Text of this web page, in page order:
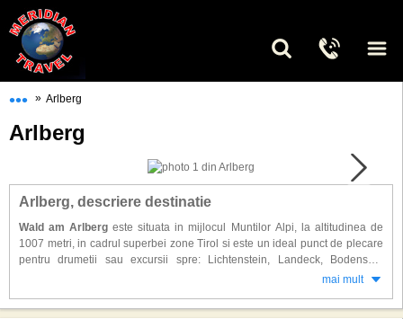
••• » Arlberg
Arlberg
Arlberg, descriere destinatie
Wald am Arlberg este situata in mijlocul Muntilor Alpi, la altitudinea de
1007 metri, in cadrul superbei zone Tirol si este un ideal punct de plecare
pentru drumetii sau excursii spre: Lichtenstein, Landeck, Bodensee,
Silvretta Hochalpenstrasse si Bieler H'he. Alte destinatii importante din
Partenkirchen si Davos. In centrul localitatii Wald am Arlberg predomina
mai mult